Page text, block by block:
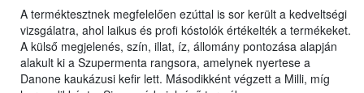
A terméktesztnek megfelelően ezúttal is sor került a kedveltségi
vizsgálatra, ahol laikus és profi kóstolók értékelték a termékeket.
A külső megjelenés, szín, illat, íz, állomány pontozása alapján
alakult ki a Szupermenta rangsora, amelynek nyertese a
Danone kaukázusi kefir lett. Másodikként végzett a Milli, míg